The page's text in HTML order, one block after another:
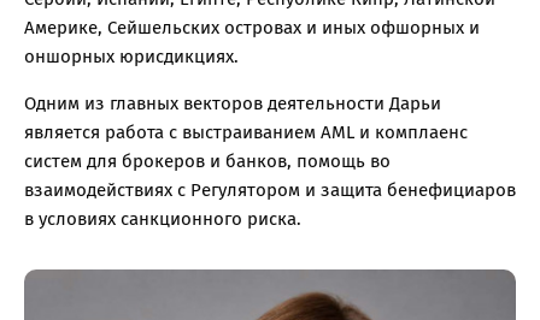
Америке, Сейшельских островах и иных офшорных и
оншорных юрисдикциях.
Одним из главных векторов деятельности Дарьи
является работа с выстраиванием AML и комплаенс
систем для брокеров и банков, помощь во
взаимодействиях с Регулятором и защита бенефициаров
в условиях санкционного риска.